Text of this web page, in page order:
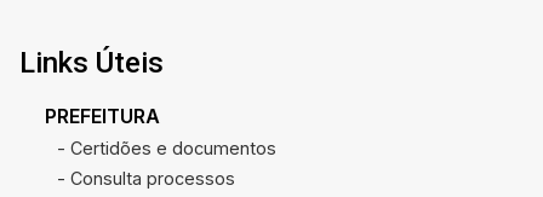
Links Úteis
PREFEITURA
- Certidões e documentos
- Consulta processos